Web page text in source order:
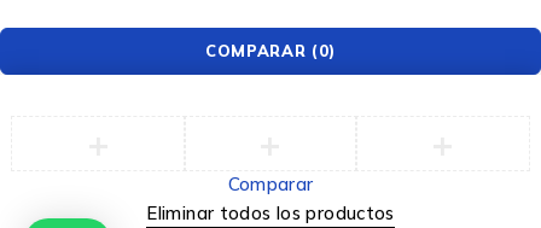
COMPARAR (0)
Comparar
Eliminar todos los productos